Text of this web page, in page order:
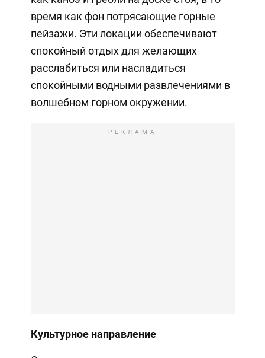
время как фон потрясающие горные
пейзажи. Эти локации обеспечивают
спокойный отдых для желающих
расслабиться или насладиться
спокойными водными развлечениями в
волшебном горном окружении.
РЕКЛАМА
Культурное направление